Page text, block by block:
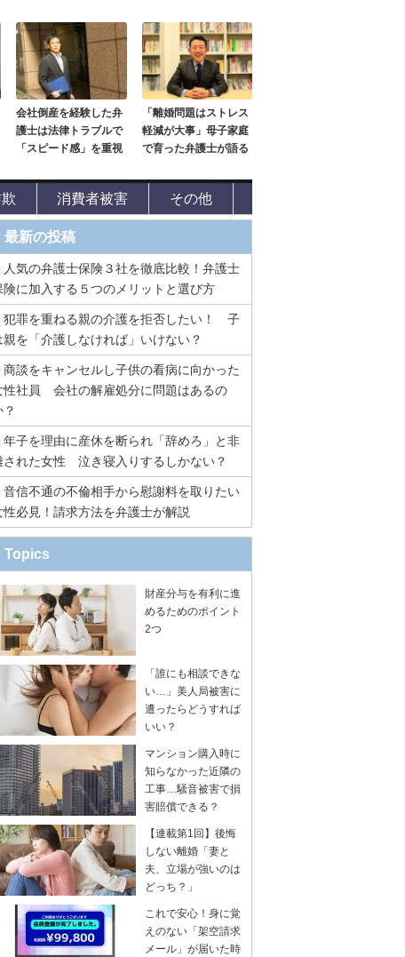
会社倒産を経験した弁
護士は法律トラブルで
「スピード感」を重視
「離婚問題はストレス
軽減が大事」母子家庭
で育った弁護士が語る
消費者被害 その他
最新の投稿
人気の弁護士保険３社を徹底比較！弁護士
険に加入する５つのメリットと選び方
犯罪を重ねる親の介護を拒否したい！ 子
親を「介護しなければ」いけない？
商談をキャンセルし子供の看病に向かった
性社員 会社の解雇処分に問題はあるの
年子を理由に産休を断られ「辞めろ」と非
された女性 泣き寝入りするしかない？
音信不通の不倫相手から慰謝料を取りたい
性必見！請求方法を弁護士が解説
Topics
財産分与を有利に進
めるためのポイント
2つ
「誰にも相談できな
い…」美人局被害に
遭ったらどうすれば
いい？
マンション購入時に
知らなかった近隣の
工事…騒音被害で損
害賠償できる？
【連載第1回】後悔
しない離婚「妻と
夫、立場が強いのは
どっち？」
これで安心！身に覚
えのない「架空請求
メール」が届いた時